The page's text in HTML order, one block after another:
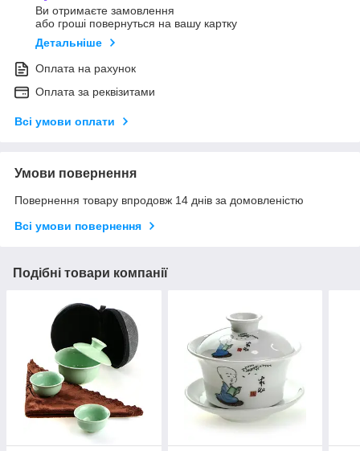
Ви отримаєте замовлення
або гроші повернуться на вашу картку
Детальніше
Оплата на рахунок
Оплата за реквізитами
Всі умови оплати
Умови повернення
Повернення товару впродовж 14 днів за домовленістю
Всі умови повернення
Подібні товари компанії